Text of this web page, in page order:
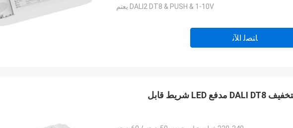
DALI2 DT8 & PUSH & 1-10V يعتم
ﺎﺘﺼﻟ ﺍﻶﻧ
40 واط 24 فولت مدفع LED قابل للتخفيف DALI DT8 مدفع LED شريط قابل